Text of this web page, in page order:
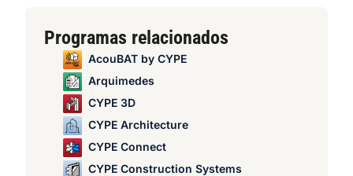
Programas relacionados
AcouBAT by CYPE
Arquimedes
CYPE 3D
CYPE Architecture
CYPE Connect
CYPE Construction Systems